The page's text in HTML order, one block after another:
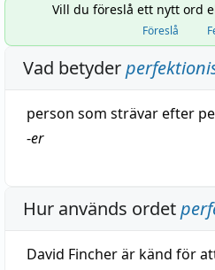
Vill du föreslå ett nytt ord
Föreslå
Vad betyder
person som strävar efter
-er
Hur används ordet
David Fincher är känd för